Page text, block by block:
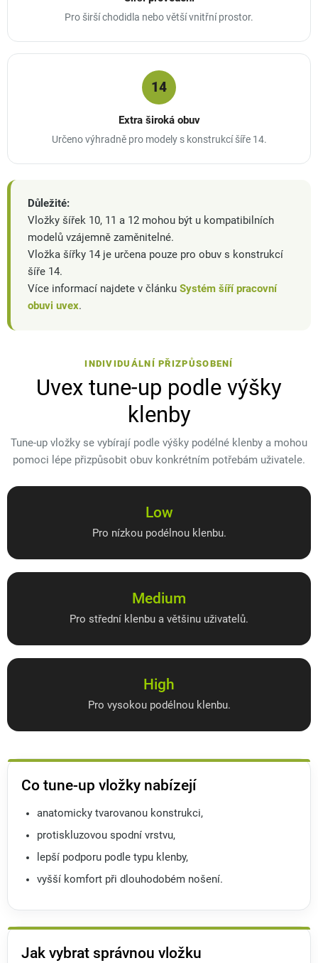
Pro širší chodidla nebo větší vnitřní prostor.
14
Extra široká obuv
Určeno výhradně pro modely s konstrukcí šíře 14.
Důležité:
Vložky šířek 10, 11 a 12 mohou být u kompatibilních
modelů vzájemně zaměnitelné.
Vložka šířky 14 je určena pouze pro obuv s konstrukcí
šíře 14.
Více informací najdete v článku Systém šíří pracovní
obuvi uvex.
INDIVIDUÁLNÍ PŘIZPŮSOBENÍ
Uvex tune-up podle výšky
klenby
Tune-up vložky se vybírají podle výšky podélné klenby a mohou
pomoci lépe přizpůsobit obuv konkrétním potřebám uživatele.
Low
Pro nízkou podélnou klenbu.
Medium
Pro střední klenbu a většinu uživatelů.
High
Pro vysokou podélnou klenbu.
Co tune-up vložky nabízejí
anatomicky tvarovanou konstrukci,
protiskluzovou spodní vrstvu,
lepší podporu podle typu klenby,
vyšší komfort při dlouhodobém nošení.
Jak vybrat správnou vložku